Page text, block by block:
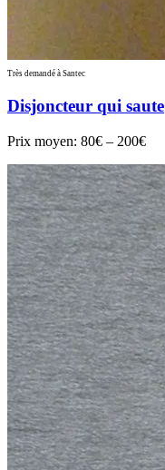
Très demandé à Santec
Disjoncteur qui saute
Prix moyen: 80€ – 200€